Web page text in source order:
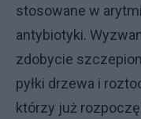
stosowane w
antybiotyki.
zdobycie
pyłki drzewa i
którzy już